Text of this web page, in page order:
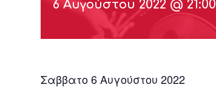
6 Αυγούστου 2022 @ 21:00
Σαββατο 6 Αυγούστου 2022